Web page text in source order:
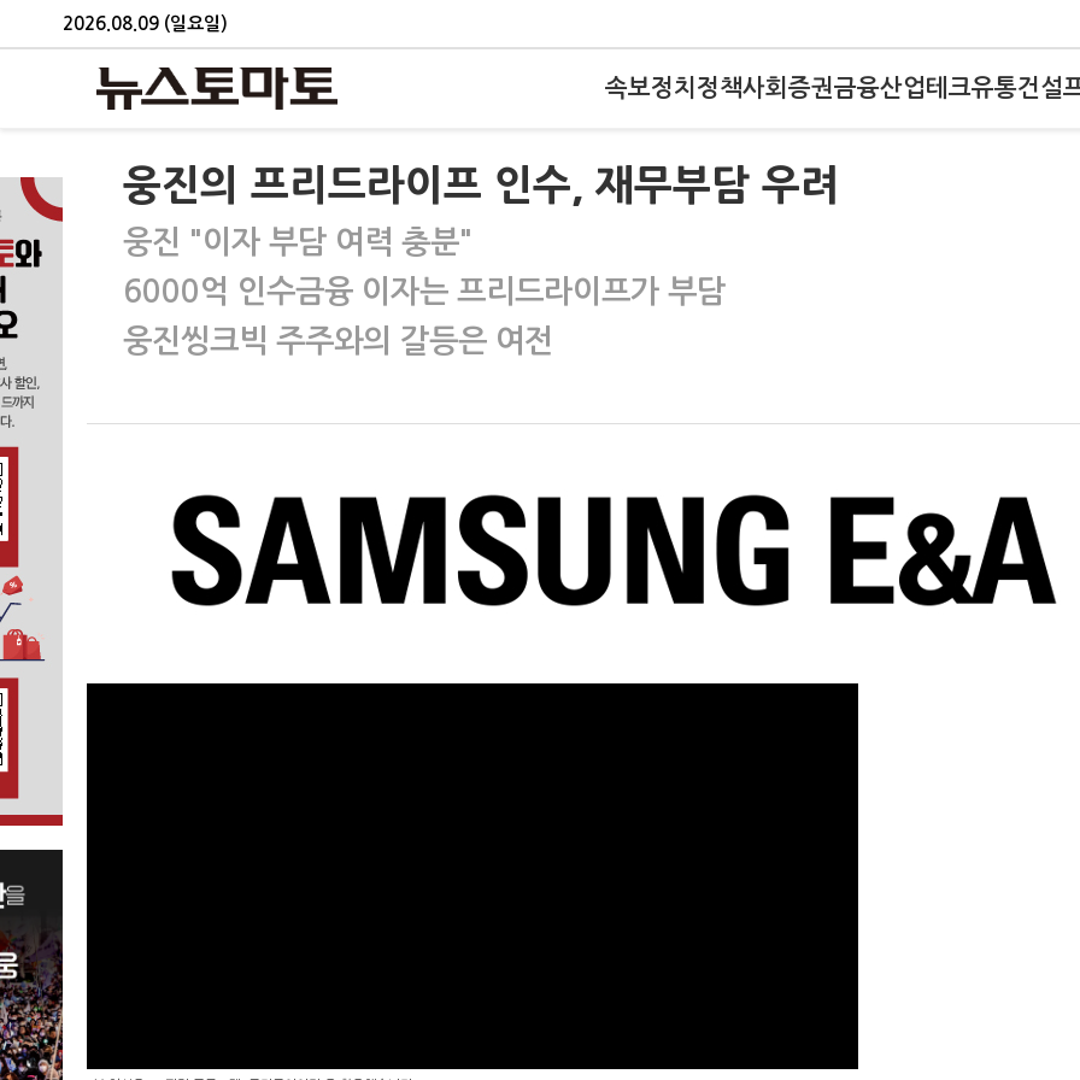
2026.08.09 (일요일)
속보정치 정책사회 증권금융산업테크유통건설
웅진의 프리드라이프 인수, 재무부담 우려
웅진 "이자 부담 여력 충분"
6000억 인수금융 이자는 프리드라이프가 부담
웅진씽크빅 주주와의 갈등은 여전